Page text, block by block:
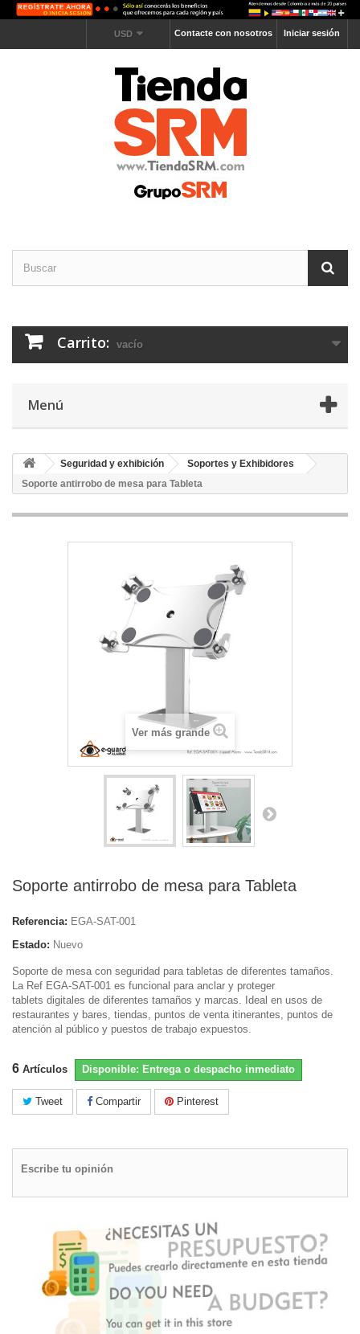
Iniciar sesión
Contacte con nosotros
USD
Carrito: vacío
Menú
Seguridad y exhibición
Soportes y Exhibidores
Soporte antirrobo de mesa para Tableta
Ver más grande
Soporte antirrobo de mesa para Tableta
Referencia: EGA-SAT-001
Estado: Nuevo
Soporte de mesa con seguridad para tabletas de diferentes tamaños.
La Ref EGA-SAT-001 es funcional para anclar y proteger
tablets digitales de diferentes tamaños y marcas. Ideal en usos de
restaurantes y bares, tiendas, puntos de venta itinerantes, puntos de
atención al público y puestos de trabajo expuestos.
6 Artículos Disponible: Entrega o despacho inmediato
Tweet Compartir Pinterest
Escribe tu opinión